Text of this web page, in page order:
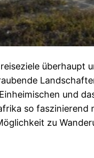
überhaupt
und
so faszinierend
zu